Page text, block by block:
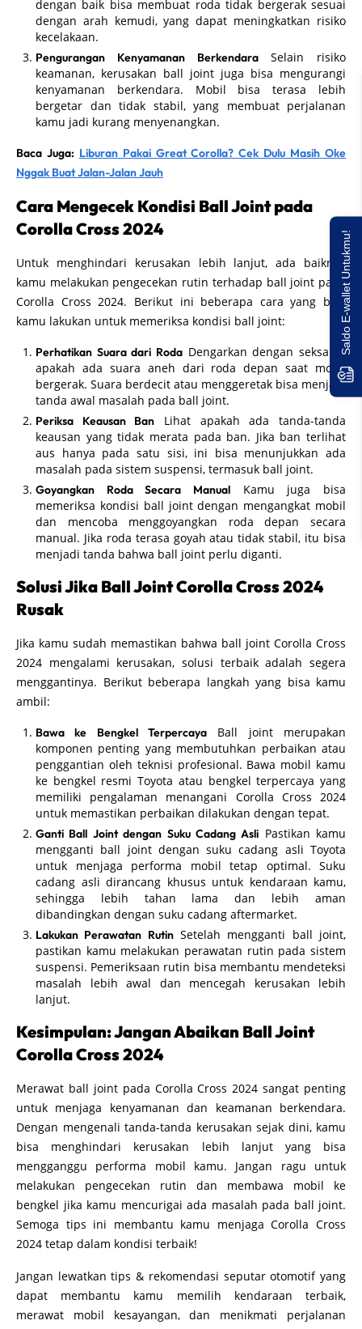
dengan baik bisa membuat roda tidak bergerak sesuai
dengan arah kemudi, yang dapat meningkatkan risiko
kecelakaan.
Pengurangan Kenyamanan BerkendaraSelain risiko
keamanan, kerusakan ball joint juga bisa mengurangi
kenyamanan berkendara. Mobil bisa terasa lebih
bergetar dan tidak stabil, yang membuat perjalanan
kamu jadi kurang menyenangkan.
Baca Juga: Liburan Pakai Great Corolla? Cek Dulu Masih Oke
Nggak Buat Jalan-Jalan Jauh
Cara Mengecek Kondisi Ball Joint pada
Corolla Cross 2024
Untuk menghindari kerusakan lebih lanjut, ada baiknya
kamu melakukan pengecekan rutin terhadap ball joint pada
Corolla Cross 2024. Berikut ini beberapa cara yang bisa
kamu lakukan untuk memeriksa kondisi ball joint:
Perhatikan Suara dari Roda Dengarkan dengan seksama
apakah ada suara aneh dari roda depan saat mobil
bergerak. Suara berdecit atau menggeretak bisa menjadi
tanda awal masalah pada ball joint.
Periksa Keausan Ban Lihat apakah ada tanda-tanda
keausan yang tidak merata pada ban. Jika ban terlihat
aus hanya pada satu sisi, ini bisa menunjukkan ada
masalah pada sistem suspensi, termasuk ball joint.
Goyangkan Roda Secara Manual Kamu juga bisa
memeriksa kondisi ball joint dengan mengangkat mobil
dan mencoba menggoyangkan roda depan secara
manual. Jika roda terasa goyah atau tidak stabil, itu bisa
menjadi tanda bahwa ball joint perlu diganti.
Solusi Jika Ball Joint Corolla Cross 2024
Rusak
Jika kamu sudah memastikan bahwa ball joint Corolla Cross
2024 mengalami kerusakan, solusi terbaik adalah segera
menggantinya. Berikut beberapa langkah yang bisa kamu
ambil:
Bawa ke Bengkel Terpercaya Ball joint merupakan
komponen penting yang membutuhkan perbaikan atau
penggantian oleh teknisi profesional. Bawa mobil kamu
ke bengkel resmi Toyota atau bengkel terpercaya yang
memiliki pengalaman menangani Corolla Cross 2024
untuk memastikan perbaikan dilakukan dengan tepat.
Ganti Ball Joint dengan Suku Cadang Asli Pastikan kamu
mengganti ball joint dengan suku cadang asli Toyota
untuk menjaga performa mobil tetap optimal. Suku
cadang asli dirancang khusus untuk kendaraan kamu,
sehingga lebih tahan lama dan lebih aman
dibandingkan dengan suku cadang aftermarket.
Lakukan Perawatan RutinSetelah mengganti ball joint,
pastikan kamu melakukan perawatan rutin pada sistem
suspensi. Pemeriksaan rutin bisa membantu mendeteksi
masalah lebih awal dan mencegah kerusakan lebih
lanjut.
Kesimpulan: Jangan Abaikan Ball Joint
Corolla Cross 2024
Merawat ball joint pada Corolla Cross 2024 sangat penting
untuk menjaga kenyamanan dan keamanan berkendara.
Dengan mengenali tanda-tanda kerusakan sejak dini, kamu
bisa menghindari kerusakan lebih lanjut yang bisa
mengganggu performa mobil kamu. Jangan ragu untuk
melakukan pengecekan rutin dan membawa mobil ke
bengkel jika kamu mencurigai ada masalah pada ball joint.
Semoga tips ini membantu kamu menjaga Corolla Cross
2024 tetap dalam kondisi terbaik!
Jangan lewatkan tips & rekomendasi seputar otomotif yang
dapat membantu kamu memilih kendaraan terbaik,
merawat mobil kesayangan, dan menikmati perjalanan
Saldo E-wallet Untukmu!